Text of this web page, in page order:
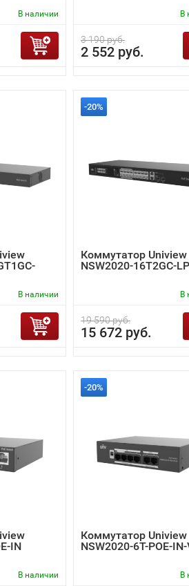
В наличии В
3 190 руб.
2 552 руб.
В наличии
-20%
Коммутатор Uniview
NSW2020-16T2GC-
В
19 590 руб.
15 672 руб.
IN
В наличии
-20%
Коммутатор Uniview
NSW2020-6T-POE-
В